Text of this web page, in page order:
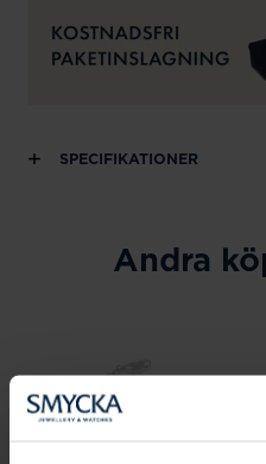
SPECIFIKATIONER
Andra